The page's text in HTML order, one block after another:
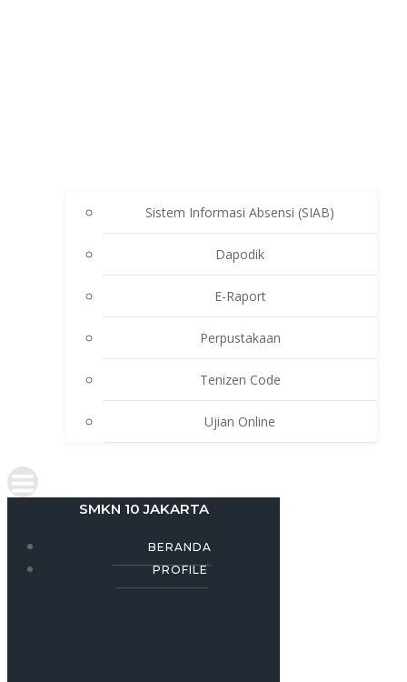
Sistem Informasi Absensi (SIAB)
Dapodik
E-Raport
Perpustakaan
Tenizen Code
Ujian Online
SMKN 10 JAKARTA
BERANDA
PROFILE